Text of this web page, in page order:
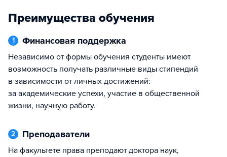
Преимущества обучения
1 Финансовая поддержка
Независимо от формы обучения студенты имеют
возможность получать различные виды стипендий
в зависимости от личных достижений:
за академические успехи, участие в общественной
жизни, научную работу.
2 Преподаватели
На факультете права преподают доктора наук,